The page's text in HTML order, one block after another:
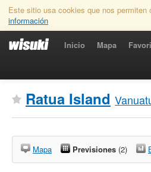
Este sitio usa cookies que nos
información
Inicio Mapa
Ratua Island
Mapa Previsiones (2)